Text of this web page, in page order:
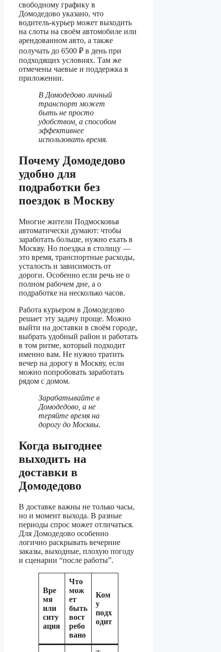
свободному графику в
Домодедово указано, что
водитель-курьер может выходить
на слоты на своём автомобиле или
арендованном авто, а также
получать до 6500 ₽ в день при
подходящих условиях. Там же
отмечены чаевые и поддержка в
приложении.
В Домодедово личный
транспорт может
быть не просто
удобством, а способом
эффективнее
использовать время.
Почему Домодедово
удобно для
подработки без
поездок в Москву
Многие жители Подмосковья
автоматически думают: чтобы
заработать больше, нужно ехать в
Москву. Но поездка в столицу —
это время, транспортные расходы,
усталость и зависимость от
дороги. Особенно если речь не о
полном рабочем дне, а о
подработке на несколько часов.
Работа курьером в Домодедово
решает эту задачу проще. Можно
выйти на доставки в своём городе,
выбрать удобный район и работать
в том ритме, который подходит
именно вам. Не нужно тратить
вечер на дорогу в Москву, если
можно попробовать заработать
рядом с домом.
Зарабатывайте в
Домодедово, а не
теряйте время на
дорогу до Москвы.
Когда выгоднее
выходить на
доставки в
Домодедово
В доставке важны не только часы,
но и момент выхода. В разные
периоды спрос может отличаться.
Для Домодедово особенно
логично раскрывать вечерние
заказы, выходные, плохую погоду
и сценарии “после работы”.
Вре
мя
или
ситу
ация
Что
мож
ет
быть
вост
ребо
вано
Ком
у
подх
одит